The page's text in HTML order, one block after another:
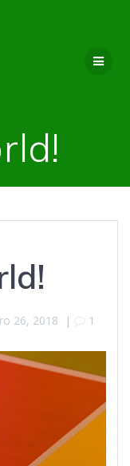
26, 2018 | 1